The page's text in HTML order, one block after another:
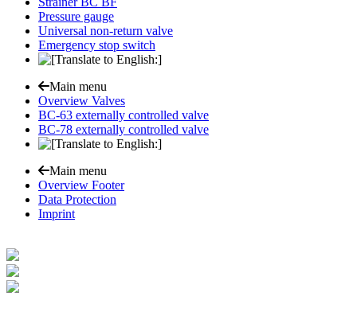
Pressure gauge
Universal non-return valve
Emergency stop switch
Main menu
Overview Valves
BC-63 externally controlled valve
BC-78 externally controlled valve
Main menu
Overview Footer
Data Protection
Imprint